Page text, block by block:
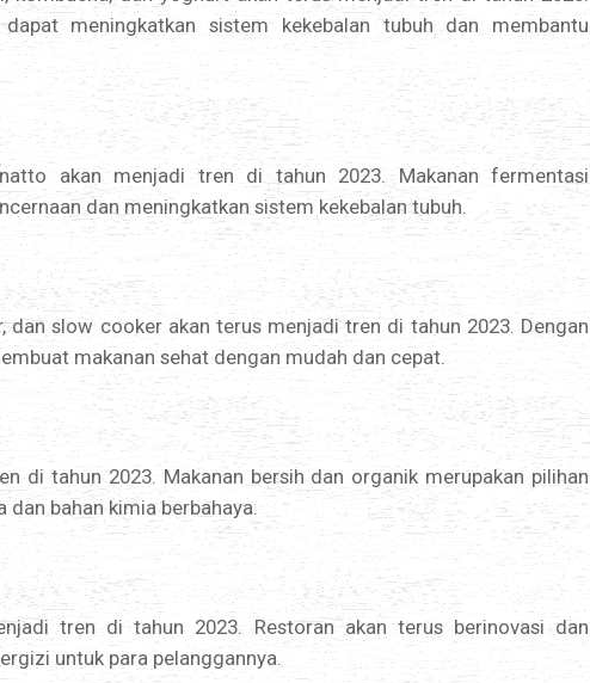
meningkatkan sistem kekebalan tubuh dan membantu
akan menjadi tren di tahun 2023. Makanan fermentasi
dan meningkatkan sistem kekebalan tubuh.
slow cooker akan terus menjadi tren di tahun 2023. Dengan
makanan sehat dengan mudah dan cepat.
di tahun 2023. Makanan bersih dan organik merupakan pilihan
bahan kimia berbahaya.
tren di tahun 2023. Restoran akan terus berinovasi dan
untuk para pelanggannya.